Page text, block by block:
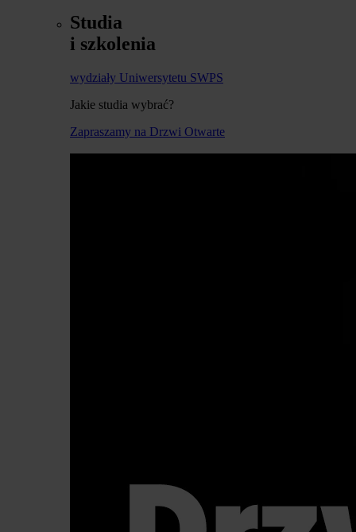
Studia
i szkolenia
wydziały Uniwersytetu SWPS
Jakie studia wybrać?
Zapraszamy na Drzwi Otwarte